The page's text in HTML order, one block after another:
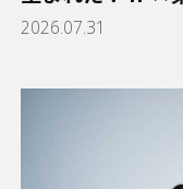
2026.07.31